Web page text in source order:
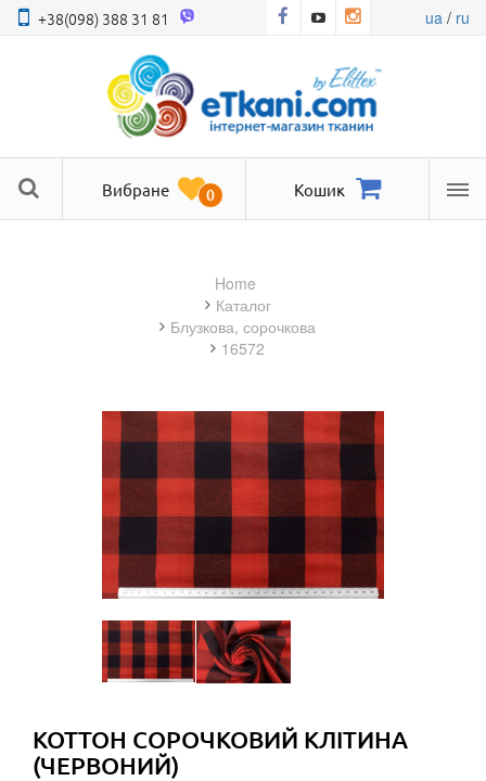
+38(098) 388 31 81 ua/ ru
Вибране 0 Кошик
Home
Каталог
блузкова, сорочкова
16572
КОТТОН СОРОЧКОВИЙ КЛІТИНА
(ЧЕРВОНИЙ)